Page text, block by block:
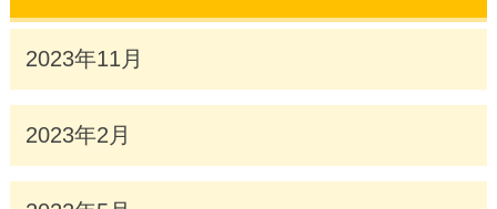
2023年11月
2023年2月